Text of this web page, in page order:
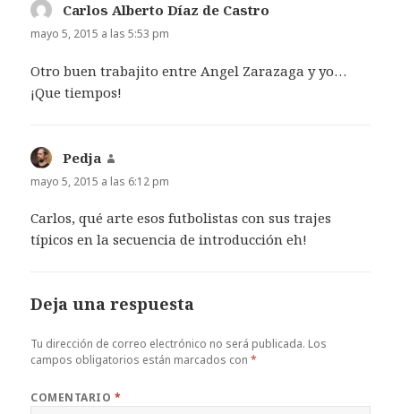
Carlos Alberto Díaz de Castro
mayo 5, 2015 a las 5:53 pm
Otro buen trabajito entre Angel Zarazaga y yo…
¡Que tiempos!
Pedja
mayo 5, 2015 a las 6:12 pm
Carlos, qué arte esos futbolistas con sus trajes
típicos en la secuencia de introducción eh!
Deja una respuesta
Tu dirección de correo electrónico no será publicada. Los
campos obligatorios están marcados con*
COMENTARIO *